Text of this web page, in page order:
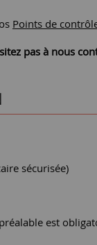
Points de
pas à nous
sécurisée)
est